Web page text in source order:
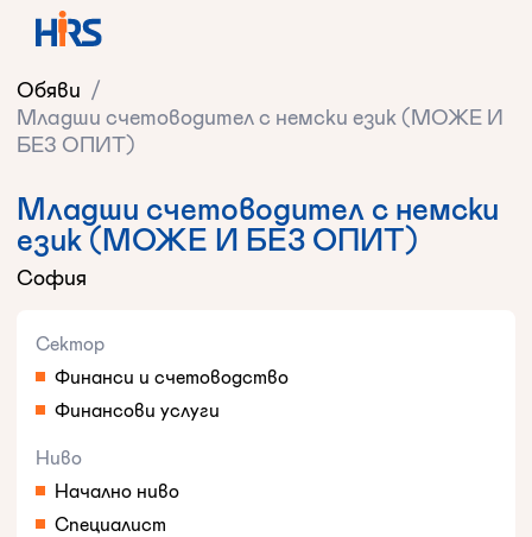
Обяви /
Младши счетоводител с немски език (МОЖЕ И
БЕЗ ОПИТ)
Младши счетоводител с немски
език (МОЖЕ И БЕЗ ОПИТ)
София
Сектор
Финанси и счетоводство
Финансови услуги
Ниво
Начално ниво
Специалист